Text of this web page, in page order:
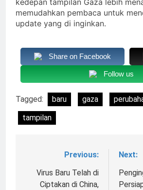
kedepan tampilan Gaza lebih
memudahkan pembaca untuk
update yang di inginkan.
Share on Facebook
Follow us
Tagged: baru gaza
tampilan
Navigasi
pos
Previous:
Virus Baru Telah di
Ciptakan di China,
Next: